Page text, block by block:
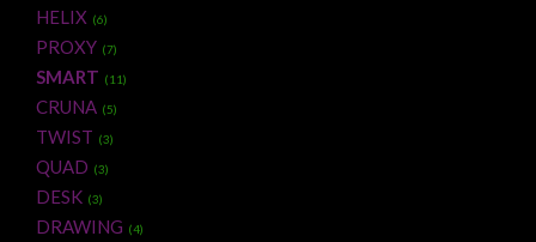
HELIX (6)
PROXY (7)
SMART (11)
CRUNA (5)
TWIST (3)
QUAD (3)
DESK (3)
DRAWING (4)